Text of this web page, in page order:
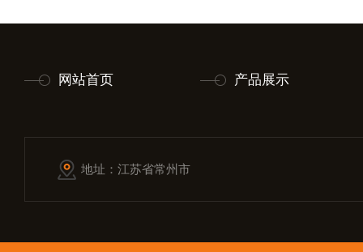
网站首页 产品展示
地址：江苏省常州市